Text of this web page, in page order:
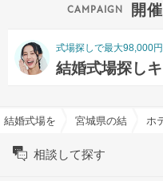
開
式場探しで最大98,000
結婚式場探し
結婚式場を探すならハナユメ
宮城県の結婚式場
ホ
相談して探す